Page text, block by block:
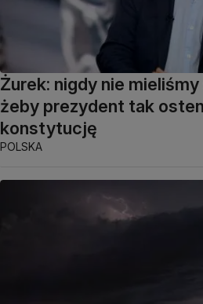
Żurek: nigdy nie
żeby prezydent tak
konstytucję
POLSKA